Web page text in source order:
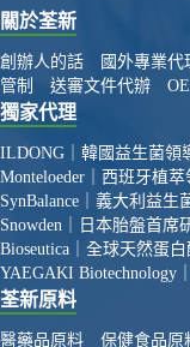
關於荃新
創辦人的話 國外專業代
管制
送審文件代辦
獨家代理
ILDONG｜韓國益生菌領
Monteloeder｜西班牙植
SynBalance｜義大利益生
Snowden｜日本胎盤首席
Bioseutica｜全球天然蛋
YAEGAKI Biotechnology
荃新原料
醫藥品原料 保健食品原